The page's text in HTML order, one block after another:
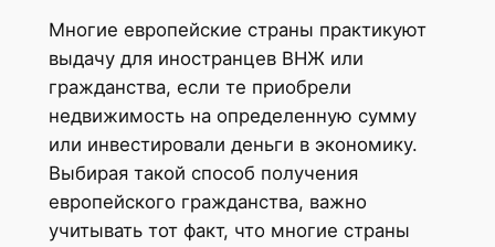
Многие европейские страны практикуют
выдачу для иностранцев ВНЖ или
гражданства, если те приобрели
недвижимость на определенную сумму
или инвестировали деньги в экономику.
Выбирая такой способ получения
европейского гражданства, важно
учитывать тот факт, что многие страны